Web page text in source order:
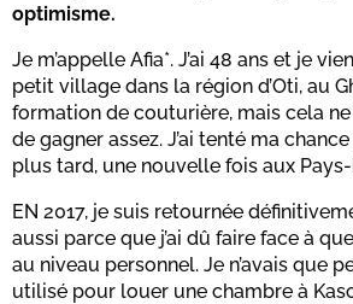
optimisme.
Je m’appelle Afia*. J’ai 48 ans et je
petit village dans la région d’Oti, au
formation de couturière, mais cela
de gagner assez. J’ai tenté ma
plus tard, une nouvelle fois aux
EN 2017, je suis retournée
aussi parce que j’ai dû faire face à
au niveau personnel. Je n’avais que
utilisé pour louer une chambre à